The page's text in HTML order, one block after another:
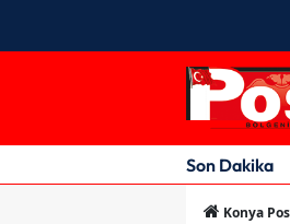
Son Dakika
Konya